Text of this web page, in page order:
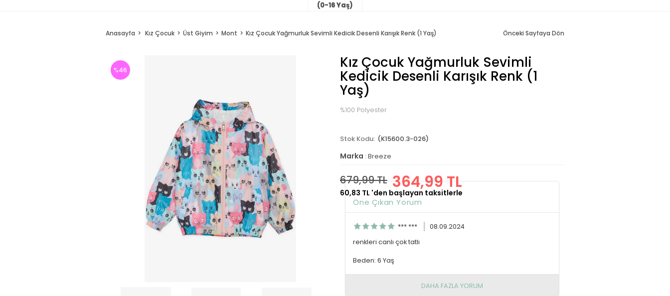
(0-16 Yaş)
Anasayfa Kız Çocuk Üst Giyim Mont Kız Çocuk Yağmurluk Sevimli Kedicik Desenli Karışık Renk (1 Yaş) Önceki Sayfaya Dön
%46 Kız Çocuk Yağmurluk Sevimli
Kedicik Desenli Karışık Renk (1
Yaş)
%100 Polyester
(K15600.3-026)
Marka : Breeze
679,99 TL 364,99 TL
60,83 TL 'den başlayan taksitlerle
Öne Çıkan Yorum
*** ***
08.09.2024
renkleri canlı çok tatlı
Beden: 6 Yaş
DAHA FAZLA YORUM